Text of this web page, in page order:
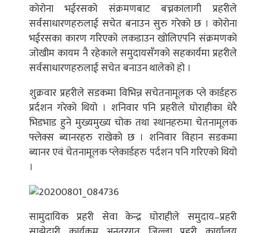
कोरोना भईरसको संक्रमणबाट बच्नकालागी प्रहरीले
सर्वसाधारणहरुलाई सचेत बनाउन सुरु गरेको छ । कोरोना
भईरसका कारण गरिएको लकडाउन खोलिएपनि संक्रमणको
जोखीम कायम नै रहेकाले समुदायसँगको सहकार्यमा प्रहरीले
सर्वसाधारणहरुलाई सचेत बनाउन थालेको हो ।
शुक्रवार प्रहरीले सडकमा विभिन्न सचेतनामूलक प्ले कार्डहरु
प्रर्दशन गरेको थियो । शनिवार पनि प्रहरीले घोराहीका धेरै
भिडभाड हुने मुख्यमुख्य चोक तथा स्थानहरुमा चेतनामूलक
फ्लेक्स ब्यानरहरु राखेको छ । शनिवार विहान सडकमा
ब्यानर एवं चेतनामूलक प्लेकार्डहरु पर्दशन पनि गरिएको थियो
।
सामुदायिक प्रहरी सेवा केन्द्र घोराहीले समुदाय–प्रहरी